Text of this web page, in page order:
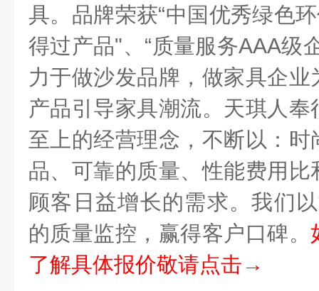
具。品牌荣获“中国优秀绿色
得过产品"、 “质量服务AAA级
力于做沙发品牌，做家具企
产品引导家具潮流。天琪人
至上的经营理念，不断以：
品、可靠的质量、性能费用
顾客日益增长的需求。我们
的质量监控，赢得客户口碑。
了解具体报价敬请点击→